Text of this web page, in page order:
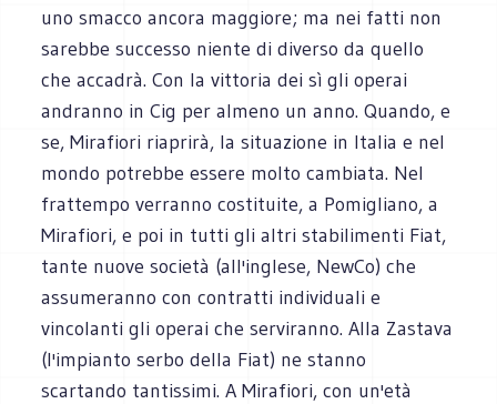
uno smacco ancora maggiore; ma nei fatti non
sarebbe successo niente di diverso da quello
che accadrà. Con la vittoria dei sì gli operai
andranno in Cig per almeno un anno. Quando, e
se, Mirafiori riaprirà, la situazione in Italia e nel
mondo potrebbe essere molto cambiata. Nel
frattempo verranno costituite, a Pomigliano, a
Mirafiori, e poi in tutti gli altri stabilimenti Fiat,
tante nuove società (all'inglese, NewCo) che
assumeranno con contratti individuali e
vincolanti gli operai che serviranno. Alla Zastava
(l'impianto serbo della Fiat) ne stanno
scartando tantissimi. A Mirafiori, con un'età